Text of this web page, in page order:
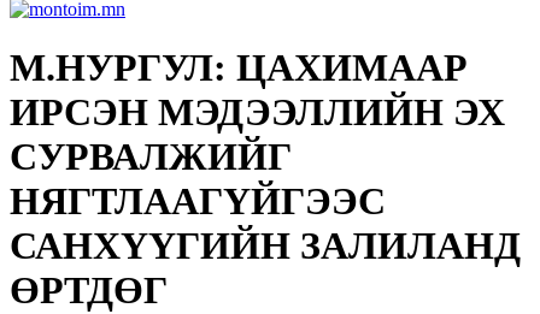
М.НУРГУЛ: ЦАХИМААР
ИРСЭН МЭДЭЭЛЛИЙН ЭХ
СУРВАЛЖИЙГ
НЯГТЛААГҮЙГЭЭС
САНХҮҮГИЙН ЗАЛИЛАНД
ӨРТДӨГ